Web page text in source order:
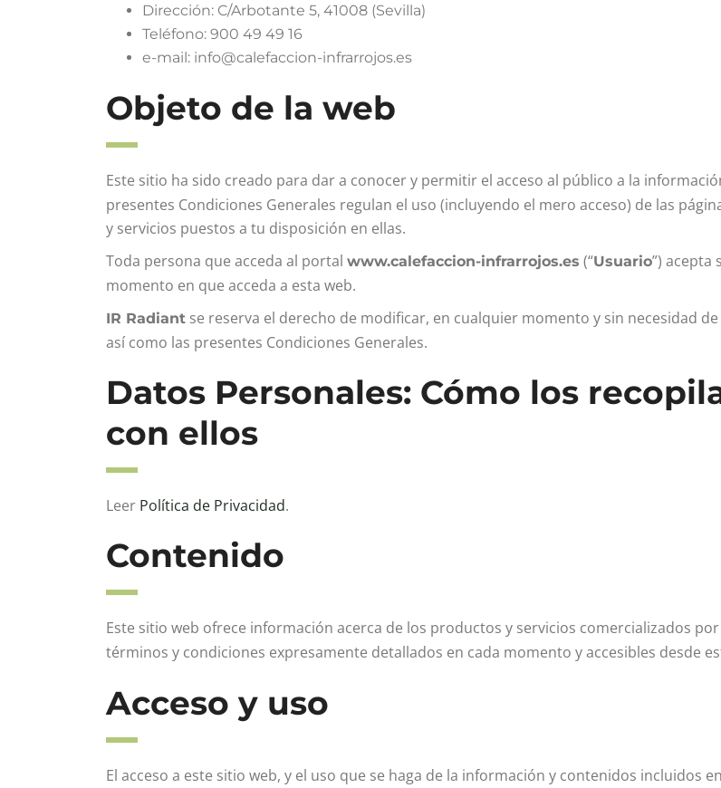
Dirección: C/Arbotante 5, 41008 (Sevilla)
Teléfono: 900 49 49 16
e-mail: info@calefaccion-infrarrojos.es
Objeto de la web
Este sitio ha sido creado para dar a conocer y permitir el acceso al público a la
presentes Condiciones Generales regulan el uso (incluyendo el mero acceso) de las
y servicios puestos a tu disposición en ellas.
Toda persona que acceda al portal www.calefaccion-infrarrojos.es (“Usuario”) acepta
momento en que acceda a esta web.
IR Radiant se reserva el derecho de modificar, en cualquier momento y sin necesidad
así como las presentes Condiciones Generales.
Datos Personales: Cómo los
con ellos
Leer Política de Privacidad.
Contenido
Este sitio web ofrece información acerca de los productos y servicios comercializados por
términos y condiciones expresamente detallados en cada momento y accesibles desde
Acceso y uso
El acceso a este sitio web, y el uso que se haga de la información y contenidos incluidos